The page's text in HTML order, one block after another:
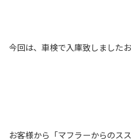
今回は、車検で入庫致しました
お客様から「マフラーからのス